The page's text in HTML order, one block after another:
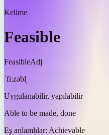
Kelime
Feasible
FeasibleAdj
ˈfiːzəbl̩
Uygulanabilir, yapılabilir
Able to be made, done
Eş anlamlılar: Achievable